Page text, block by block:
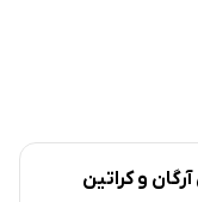
و کراتین